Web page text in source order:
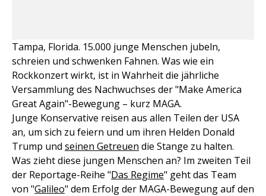
Tampa, Florida. 15.000 junge Menschen jubeln,
schreien und schwenken Fahnen. Was wie ein
Rockkonzert wirkt, ist in Wahrheit die jährliche
Versammlung des Nachwuchses der "Make America
Great Again"-Bewegung – kurz MAGA.
Junge Konservative reisen aus allen Teilen der USA
an, um sich zu feiern und um ihren Helden Donald
Trump und seinen Getreuen die Stange zu halten.
Was zieht diese jungen Menschen an? Im zweiten Teil
der Reportage-Reihe "Das Regime" geht das Team
von "Galileo" dem Erfolg der MAGA-Bewegung auf den